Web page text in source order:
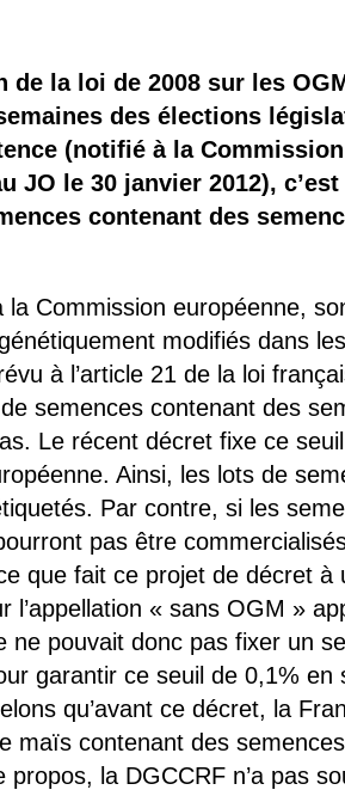
semence
et les inconvénients des
de la loi de 2008 sur les
des élections
(notifié à la
JO le 30 janvier 2012),
contenant des
Commission européenne,
modifiés dans
à l’article 21 de la loi
semences contenant des
Le récent décret fixe ce
Ainsi, les lots de
Par contre, si les
pas être
que fait ce projet de décret
« sans OGM »
ne pouvait donc pas fixer un
garantir ce seuil de 0,1% en
qu’avant ce décret, la
maïs contenant des
propos, la DGCCRF n’a pas